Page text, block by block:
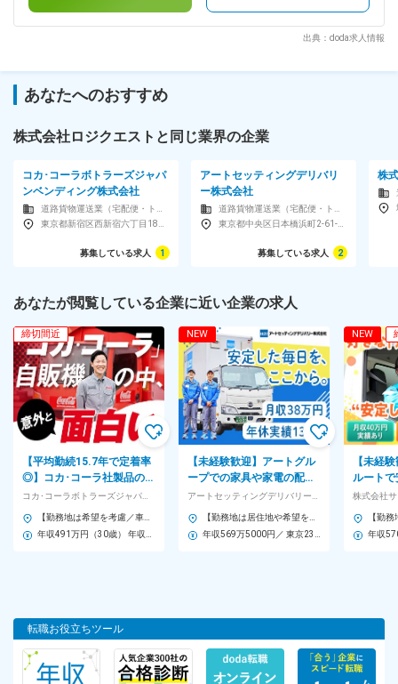
出典：doda求人情報
あなたへのおすすめ
株式会社ロジクエストと同じ業界の企業
コカ･コーラボトラーズジャパ
ンベンディング株式会社
募集している求人 1
アートセッティングデリバリ
ー株式会社
募集している求人 2
株
あなたが閲覧している企業に近い企業の求人
締切間近
【平均勤続15.7年で定着率
◎】コカ･コーラ社製品の配
送・自動販売機への補充／
5～6名のチーム制
NEW
【未経験歓迎】アートグル
ープでの家具や家電の配送
ドライバー ★2名以上のチ
ームで行うから安心★
NEW
【未経
ルートで
ニ・スー
（3t・
株式会社
転職お役立ちツール